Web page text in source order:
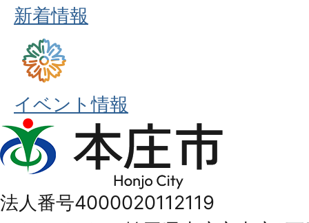
新着情報
イベント情報
本
庄
Honjo
法人番号4000020112119